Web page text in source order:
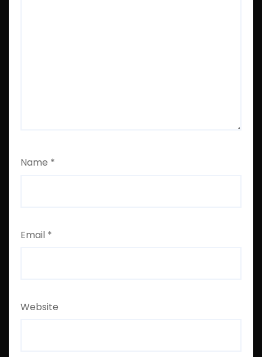
Name *
Email *
Website